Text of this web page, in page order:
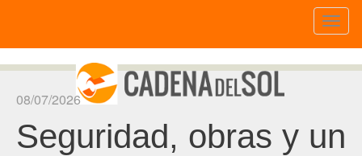
08/07/2026
Seguridad, obras y un